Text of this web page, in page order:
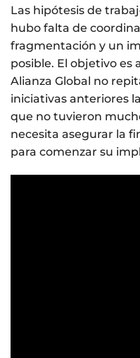
Las hipótesis de
hubo falta de
fragmentación y un
posible. El objetivo es
Alianza Global no
iniciativas anteriores
que no tuvieron
necesita asegurar la
para comenzar su